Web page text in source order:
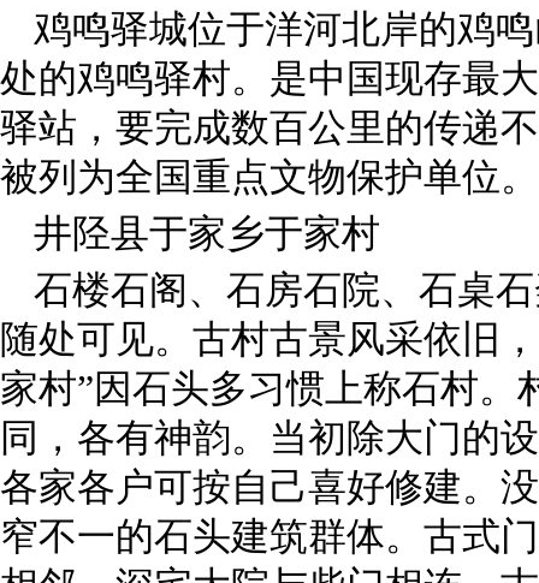
鸡鸣驿城位于洋河北岸的鸡
处的鸡鸣驿村。是中国现存最
驿站，要完成数百公里的传递
被列为全国重点文物保护单位。
井陉县于家乡于家村
石楼石阁、石房石院、石桌
随处可见。古村古景风采依旧
家村”因石头多习惯上称石村。
同，各有神韵。当初除大门的
各家各户可按自己喜好修建。
窄不一的石头建筑群体。古式